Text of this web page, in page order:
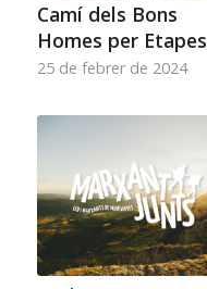
Camí dels Bons
Homes per Etapes
25 de febrer de 2024